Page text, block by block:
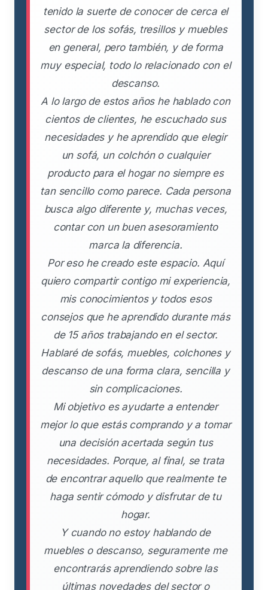
tenido la suerte de conocer de cerca el
sector de los sofás, tresillos y muebles
en general, pero también, y de forma
muy especial, todo lo relacionado con el
descanso.
A lo largo de estos años he hablado con
cientos de clientes, he escuchado sus
necesidades y he aprendido que elegir
un sofá, un colchón o cualquier
producto para el hogar no siempre es
tan sencillo como parece. Cada persona
busca algo diferente y, muchas veces,
contar con un buen asesoramiento
marca la diferencia.
Por eso he creado este espacio. Aquí
quiero compartir contigo mi experiencia,
mis conocimientos y todos esos
consejos que he aprendido durante más
de 15 años trabajando en el sector.
Hablaré de sofás, muebles, colchones y
descanso de una forma clara, sencilla y
sin complicaciones.
Mi objetivo es ayudarte a entender
mejor lo que estás comprando y a tomar
una decisión acertada según tus
necesidades. Porque, al final, se trata
de encontrar aquello que realmente te
haga sentir cómodo y disfrutar de tu
hogar.
Y cuando no estoy hablando de
muebles o descanso, seguramente me
encontrarás aprendiendo sobre las
últimas novedades del sector o